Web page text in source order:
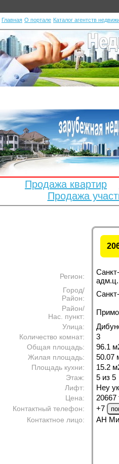
Главная О портале Каталог агентств
Продажа квартир
Продажа
Регион:
адм.ц.
Город/
Район:
Район/
Нас. пункт:
Улица:
Количество комнат: 3
Общая площадь: 96.1 м
Жилая площадь: 50.07
Площадь кухни: 15.2 м
Этаж: 5 из 5
Лифт: Неу
Цена: 20667
Контактный телефон: +7
Контактное лицо: АН